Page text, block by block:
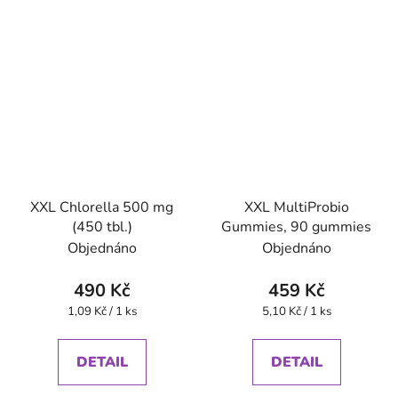
XXL Chlorella 500 mg
(450 tbl.)
Objednáno
490 Kč
Měrná
1,09 Kč / 1 ks
DETAIL
XXL MultiProbio
Gummies, 90 gummies
Objednáno
459 Kč
Měrná
5,10 Kč / 1 ks
DETAIL